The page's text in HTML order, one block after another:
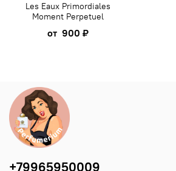
Les Eaux Primordiales
Moment Perpetuel
от 900 ₽
+79965950009